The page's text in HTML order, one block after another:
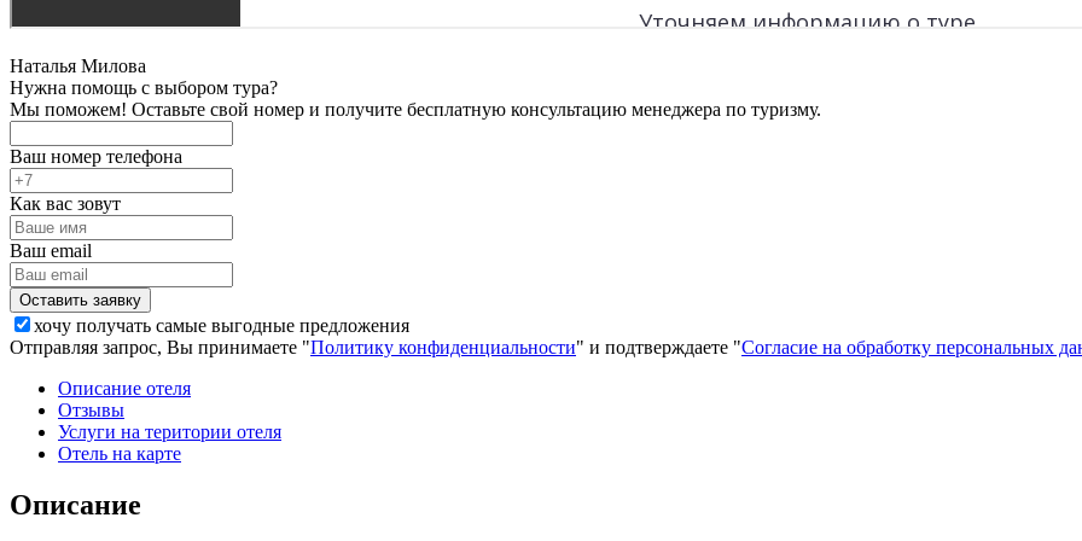
Наталья Милова
Нужна помощь с выбором тура?
Мы поможем! Оставьте свой номер и получите бесплатную консультацию менеджера по туризму.
Ваш номер телефона
Как вас зовут
Ваш email
хочу получать самые выгодные предложения
Отправляя запрос, Вы принимаете "Политику конфиденциальности" и подтверждаете "Согласие на обработку персональных
Описание отеля
Отзывы
Услуги на територии отеля
Отель на карте
Описание